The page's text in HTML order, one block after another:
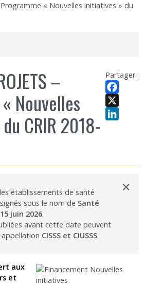
Programme « Nouvelles initiatives » du
Partager :
Facebook
X
–
Nouvelles
CRIR 2018-
établissements de santé
sous le nom de Santé
15 juin 2026.
avant cette date peuvent
CISSS et CIUSSS.
×
aux
et